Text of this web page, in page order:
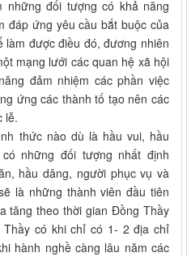
những đối tượng có khả năng
đáp ứng yêu cầu bắt buộc của
được điều đó, đương nhiên
mạng lưới các quan hệ xã hội
đảm nhiệm các phần việc
ứng các thành tố tạo nên các
lễ.
thức nào dù là hầu vui, hầu
những đối tượng nhất định
hầu dâng, người phục vụ và
là những thành viên đầu tiên
tăng theo thời gian Đồng Thầy
có khi chỉ có 1- 2 địa chỉ
hành nghề càng lâu năm các